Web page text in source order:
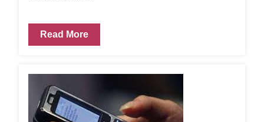
Read More